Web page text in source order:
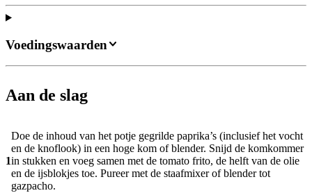
Aan de slag
1
Doe de inhoud van het potje gegrilde paprika’s (inclusief het vocht
en de knoflook) in een hoge kom of blender. Snijd de komkommer
in stukken en voeg samen met de tomato frito, de helft van de olie
en de ijsblokjes toe. Pureer met de staafmixer of blender tot
gazpacho.
Voedingswaarden